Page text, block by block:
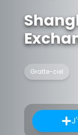
Gratte-ciel